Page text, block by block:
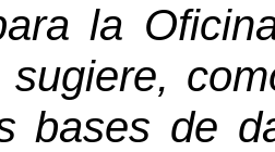
la
bases de